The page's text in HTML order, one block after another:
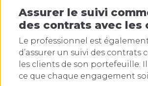
Assurer le suivi
des contrats avec les
Le professionnel est
d’assurer un suivi des contrats
les clients de son portefeuille.
ce que chaque engagement